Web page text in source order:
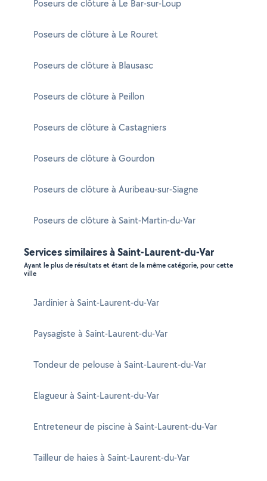
Poseurs de clôture à Le Bar-sur-Loup
Poseurs de clôture à Le Rouret
Poseurs de clôture à Blausasc
Poseurs de clôture à Peillon
Poseurs de clôture à Castagniers
Poseurs de clôture à Gourdon
Poseurs de clôture à Auribeau-sur-Siagne
Poseurs de clôture à Saint-Martin-du-Var
Services similaires à Saint-Laurent-du-Var
Ayant le plus de résultats et étant de la même catégorie, pour cette
ville
Jardinier à Saint-Laurent-du-Var
Paysagiste à Saint-Laurent-du-Var
Tondeur de pelouse à Saint-Laurent-du-Var
Elagueur à Saint-Laurent-du-Var
Entreteneur de piscine à Saint-Laurent-du-Var
Tailleur de haies à Saint-Laurent-du-Var